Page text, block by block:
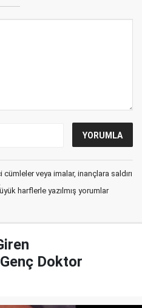
veya imalar, inançlara saldırı
harflerle yazılmış yorumlar
Doktor